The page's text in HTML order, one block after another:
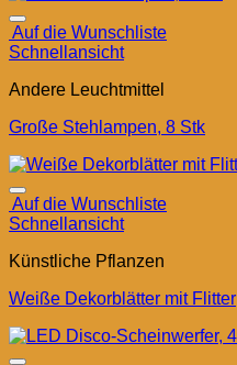
Auf die Wunschliste
Schnellansicht
Andere Leuchtmittel
Große Stehlampen, 8 Stk
Auf die Wunschliste
Schnellansicht
Künstliche Pflanzen
Weiße Dekorblätter mit Flitter